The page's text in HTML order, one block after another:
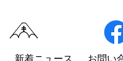
新着ニュース お問い